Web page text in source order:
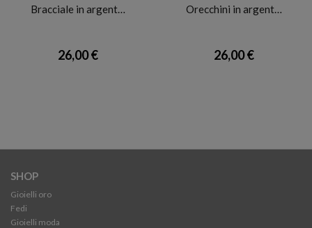
Bracciale in argent…
26,00 €
Orecchini in argent…
26,00 €
SHOP
Gioielli oro
Fedi
Gioielli moda